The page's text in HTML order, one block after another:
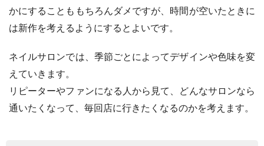
かにすることももちろんダメですが、時間が空いたときに
は新作を考えるようにするとよいです。
ネイルサロンでは、季節ごとによってデザインや色味を変
えていきます。
リピーターやファンになる人から見て、どんなサロンなら
通いたくなって、毎回店に行きたくなるのかを考えます。